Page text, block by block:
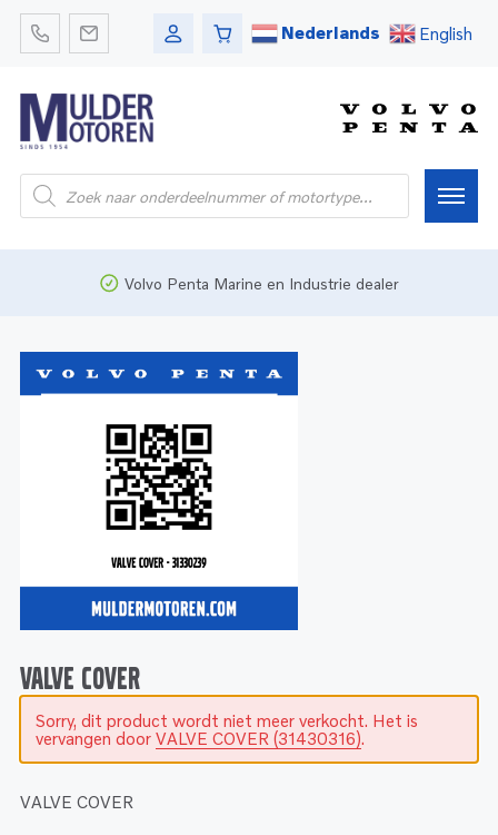
Nederlands English
Onderdelen
Bedrijfsvaart
Onderdelen
Motoren
Onderdelen
Service
Motoren
Service en onderhoud
Reman – Pleziervaart
Reman - Bedrijfsvaart
Reman – Industrie
Volvo Penta Marine en Industrie dealer
VALVE COVER
Sorry, dit product wordt niet meer verkocht. Het is
vervangen door VALVE COVER (31430316).
VALVE COVER